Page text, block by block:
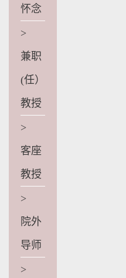
怀念
>
兼职
(任）
教授
>
客座
教授
>
院外
导师
>